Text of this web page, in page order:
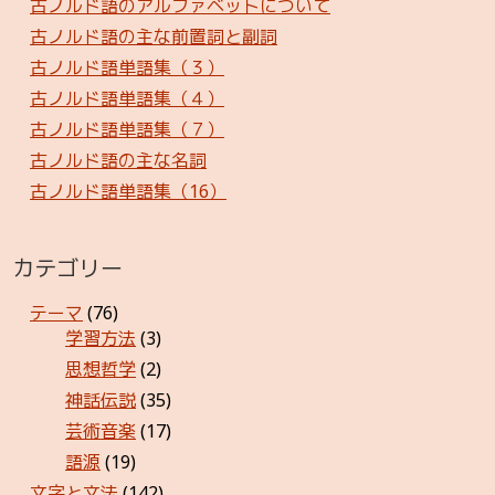
古ノルド語のアルファベットについて
古ノルド語の主な前置詞と副詞
古ノルド語単語集（３）
古ノルド語単語集（４）
古ノルド語単語集（７）
古ノルド語の主な名詞
古ノルド語単語集（16）
カテゴリー
テーマ (76)
学習方法 (3)
思想哲学(2)
神話伝説(35)
芸術音楽 (17)
語源 (19)